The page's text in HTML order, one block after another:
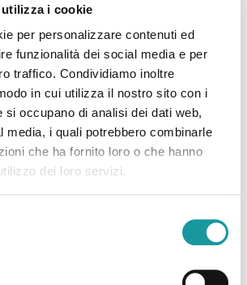
i cookie
per personalizzare contenuti ed
funzionalità dei social media e per
traffico. Condividiamo inoltre
in cui utilizza il nostro sito con i
si occupano di analisi dei dati web,
media, i quali potrebbero combinarle
che ha fornito loro o che hanno
dei loro servizi.
presso il Parco Primo Maggio,
(RA) La storica manifestazione “I
Leggi tutto